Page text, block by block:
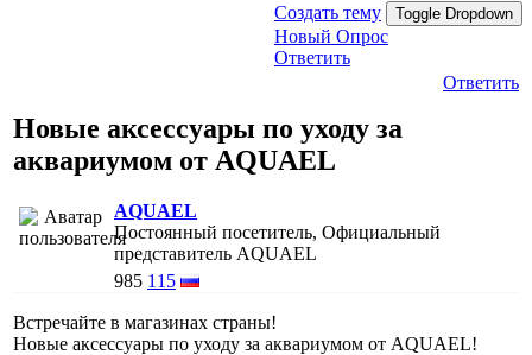
Создать тему Toggle Dropdown
Новый Опрос
Ответить
Ответить
Новые аксессуары по уходу за
аквариумом от AQUAEL
AQUAEL
Постоянный посетитель, Официальный
представитель AQUAEL
985 115
Встречайте в магазинах страны!
Новые аксессуары по уходу за аквариумом от AQUAEL!